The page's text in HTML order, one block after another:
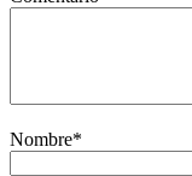
Nombre*